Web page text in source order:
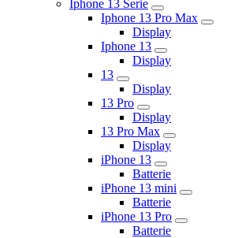
Iphone 13 Serie
Iphone 13 Pro Max
Display
Iphone 13
Display
13
Display
13 Pro
Display
13 Pro Max
Display
iPhone 13
Batterie
iPhone 13 mini
Batterie
iPhone 13 Pro
Batterie